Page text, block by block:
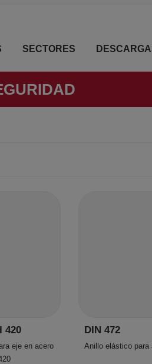
SECTORES
420
eje en acero
DIN 472
Anillo elástico para